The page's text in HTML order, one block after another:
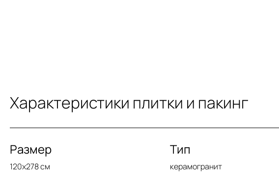
Характеристики плитки и пакинг
Размер
120x278 см
Тип
керамогранит